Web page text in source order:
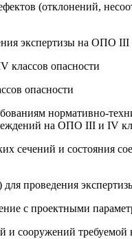
(отклонений,
экспертизы на ОПО III
классов опасности
опасности
нормативно-
на ОПО III и IV
сечений и состояния
проведения
с проектными
и сооружений